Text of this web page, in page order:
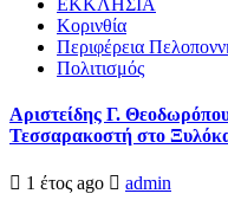
ΕΚΚΛΗΣΙΑ
Κορινθία
Περιφέρεια
Πολιτισμός
Αριστείδης Γ.
Τεσσαρακοστή στο
1 έτος ago admin